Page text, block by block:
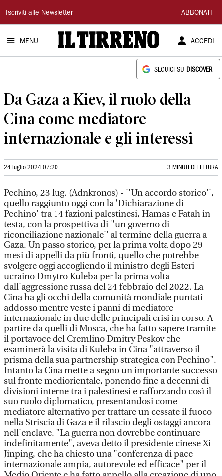
Il
Tirreno
Iscriviti alle Newsletter ABBONATI
MENU ACCEDI
SEGUICI SU DISCOVER
Da Gaza a Kiev, il ruolo della
Cina come mediatore
internazionale e gli interessi
24 luglio 2024 07:20 3 MINUTI DI LETTURA
Pechino, 23 lug. (Adnkronos) - ''Un accordo storico'',
quello raggiunto oggi con la 'Dichiarazione di
Pechino' tra 14 fazioni palestinesi, Hamas e Fatah in
testa, con la prospettiva di ''un governo di
riconciliazione nazionale'' al termine della guerra a
Gaza. Un passo storico, per la prima volta dopo 29
mesi di appelli da più fronti, quello che potrebbe
svolgere oggi accogliendo il ministro degli Esteri
ucraino Dmytro Kuleba per la prima volta
dall'aggressione russa del 24 febbraio del 2022. La
Cina ha gli occhi della comunità mondiale puntati
addosso mentre veste i panni di mediatore
internazionale in due delle principali crisi in corso. A
partire da quelli di Mosca, che ha fatto sapere tramite
il portavoce del Cremlino Dmitry Peskov che
esaminerà la visita di Kuleba in Cina "attraverso il
prisma della sua partnership strategica con Pechino".
Intanto la Cina mette a segno un importante successo
sul fronte mediorientale, ponendo fine a decenni di
divisioni interne tra i palestinesi e rafforzando così il
suo ruolo diplomatico, presentandosi come
mediatore alternativo per trattare un cessate il fuoco
nella Striscia di Gaza e il rilascio degli ostaggi ancora
nell'enclave. "La guerra non dovrebbe continuare
indefinitamente", aveva detto il presidente cinese Xi
Jinping, che ha chiesto una "conferenza di pace
internazionale ampia, autorevole ed efficace" per il